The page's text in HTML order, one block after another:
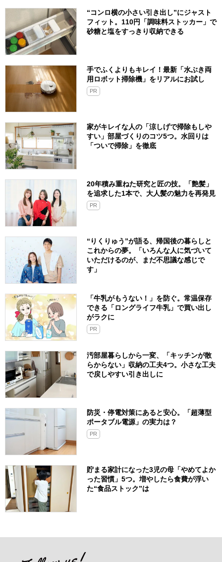
“コンロ横の小さい引き出し”にジャスト
フィット。110円「調味料ストッカー」で
砂糖と塩をすっきり収納できる
手でふくよりもキレイ！最新「水ぶき両
用ロボット掃除機」をリアルにお試し
PR
家がキレイな人の「涼しげで掃除もしや
すい」部屋づくりのコツ5つ。水回りは
「ついで掃除」を徹底
20年積み重ねた研究と匠の技。「艶髪」
を追求した1本で、大人髪の魅力を再発見
PR
“りくりゅう”が語る、帰国後の暮らしと
これからの夢。「いろんな人に気づいて
いただけるのが、まだ不思議な感じで
す」
「牛乳がもうない！」を防ぐ。常温保存
できる「ロングライフ牛乳」で買い出し
がラクに
PR
汚部屋暮らしから一変、「キッチンが散
らからない」収納の工夫4つ。小さな工夫
で戻しやすい引き出しに
防災・停電対策にあると安心。「超薄型
ポータブル電源」の実力は？​
PR
貯まる家計になった3児の母「やめてよか
った習慣」5つ。増やしたら食費が浮い
た“食品ストック”は